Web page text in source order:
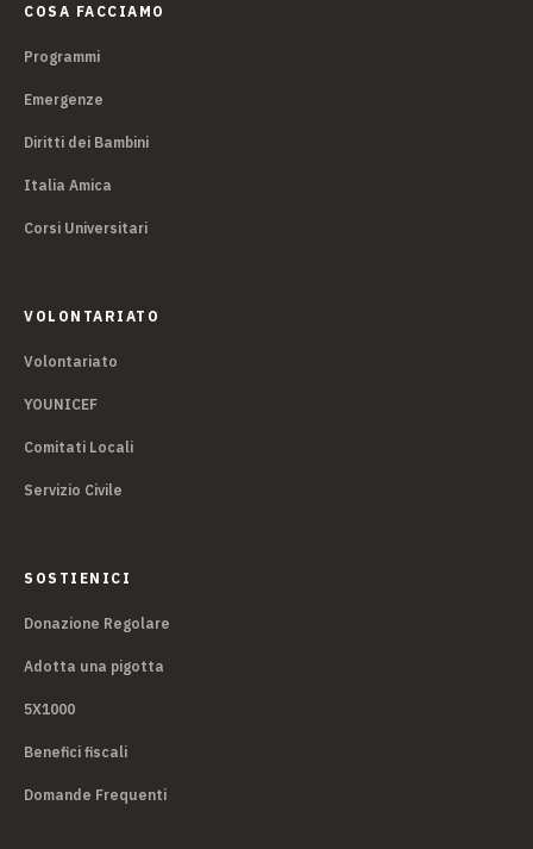
COSA FACCIAMO
Programmi
Emergenze
Diritti dei Bambini
Italia Amica
Corsi Universitari
VOLONTARIATO
Volontariato
YOUNICEF
Comitati Locali
Servizio Civile
SOSTIENICI
Donazione Regolare
Adotta una pigotta
5X1000
Benefici fiscali
Domande Frequenti